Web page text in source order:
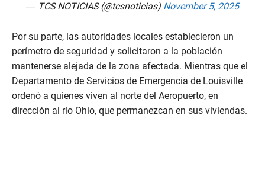
— TCS NOTICIAS (@tcsnoticias) November 5, 2025
Por su parte, las autoridades locales establecieron un
perímetro de seguridad y solicitaron a la población
mantenerse alejada de la zona afectada. Mientras que el
Departamento de Servicios de Emergencia de Louisville
ordenó a quienes viven al norte del Aeropuerto, en
dirección al río Ohio, que permanezcan en sus viviendas.